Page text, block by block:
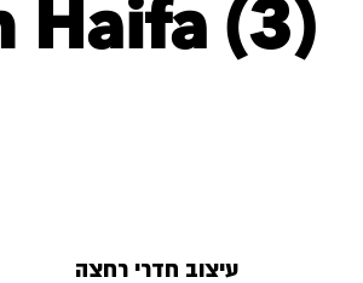
Haifa (3)
עיצוב חדרי רחצה